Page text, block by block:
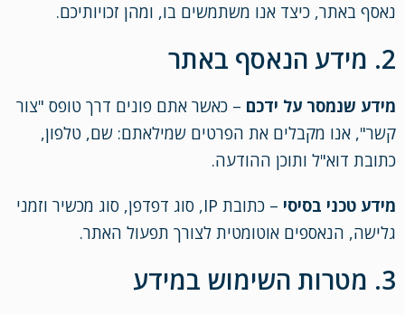
נאסף באתר, כיצד אנו משתמשים בו, ומהן זכויותיכם.
2. מידע הנאסף באתר
מידע שנמסר על ידכם – כאשר אתם פונים דרך טופס "צור
קשר", אנו מקבלים את הפרטים שמילאתם: שם, טלפון,
כתובת דוא"ל ותוכן ההודעה.
מידע טכני בסיסי
– כתובת IP, סוג דפדפן, סוג מכשיר וזמני
גלישה, הנאספים אוטומטית לצורך תפעול האתר.
3. מטרות השימוש במידע